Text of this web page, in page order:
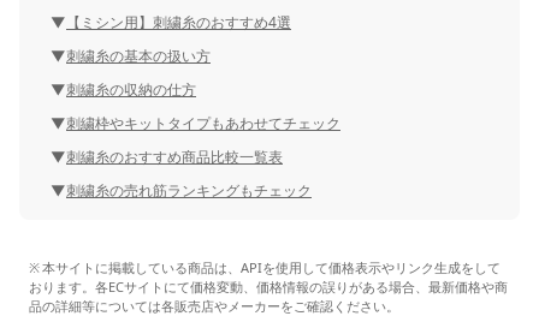
【ミシン用】刺繍糸のおすすめ4選
刺繍糸の基本の扱い方
刺繍糸の収納の仕方
刺繍枠やキットタイプもあわせてチェック
刺繍糸のおすすめ商品比較一覧表
刺繍糸の売れ筋ランキングもチェック
本サイトに掲載している商品は、APIを使用して価格表示やリンク生成をして
おります。各ECサイトにて価格変動、価格情報の誤りがある場合、最新価格や商
品の詳細等については各販売店やメーカーをご確認ください。